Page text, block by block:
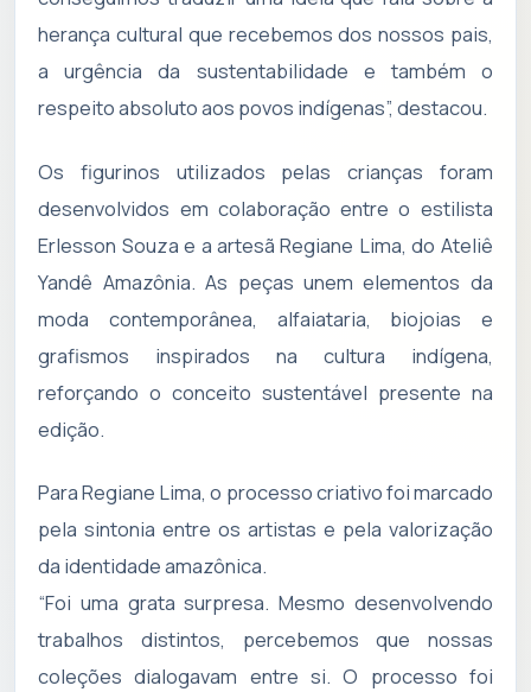
herança cultural que recebemos dos nossos pais,
a urgência da sustentabilidade e também o
respeito absoluto aos povos indígenas”, destacou.
Os figurinos utilizados pelas crianças foram
desenvolvidos em colaboração entre o estilista
Erlesson Souza e a artesã Regiane Lima, do Ateliê
Yandê Amazônia. As peças unem elementos da
moda contemporânea, alfaiataria, biojoias e
grafismos inspirados na cultura indígena,
reforçando o conceito sustentável presente na
edição.
Para Regiane Lima, o processo criativo foi marcado
pela sintonia entre os artistas e pela valorização
da identidade amazônica.
“Foi uma grata surpresa. Mesmo desenvolvendo
trabalhos distintos, percebemos que nossas
coleções dialogavam entre si. O processo foi